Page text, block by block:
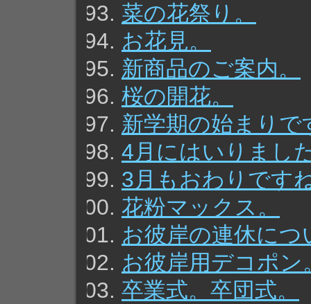
菜の花祭り。
お花見。
新商品のご案内。
桜の開花。
新学期の始まりで
4月にはいりまし
3月もおわりです
花粉マックス。
お彼岸の連休につ
お彼岸用デコポン
卒業式。卒団式。